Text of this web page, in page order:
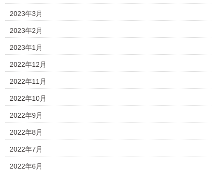
2023年3月
2023年2月
2023年1月
2022年12月
2022年11月
2022年10月
2022年9月
2022年8月
2022年7月
2022年6月